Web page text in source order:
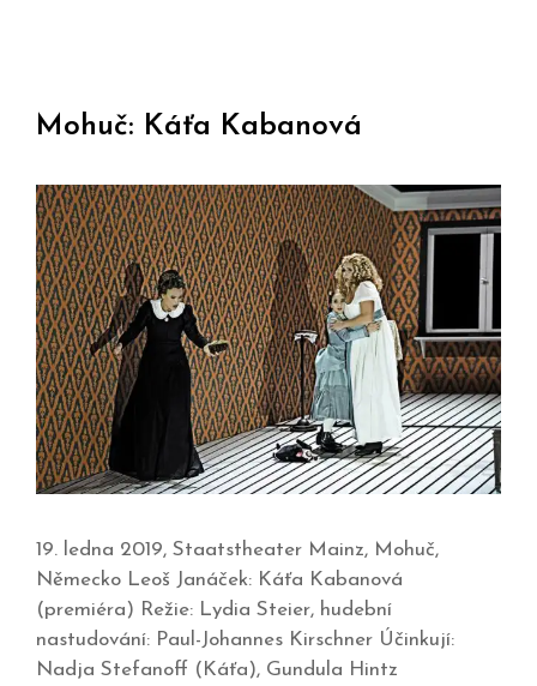
Mohuč: Káťa Kabanová
19. ledna 2019, Staatstheater Mainz, Mohuč,
Německo Leoš Janáček: Káťa Kabanová
(premiéra) Režie: Lydia Steier, hudební
nastudování: Paul-Johannes Kirschner Účinkují:
Nadja Stefanoff (Káťa), Gundula Hintz